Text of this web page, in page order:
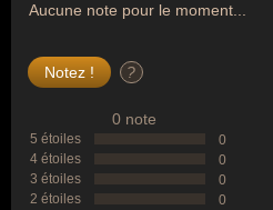
Aucune note pour le moment...
?
0 note
5 étoiles
0
4 étoiles
0
3 étoiles
0
2 étoiles
0